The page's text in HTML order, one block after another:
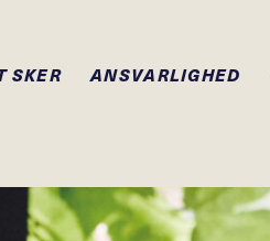
SKER ANSVARLIGHED